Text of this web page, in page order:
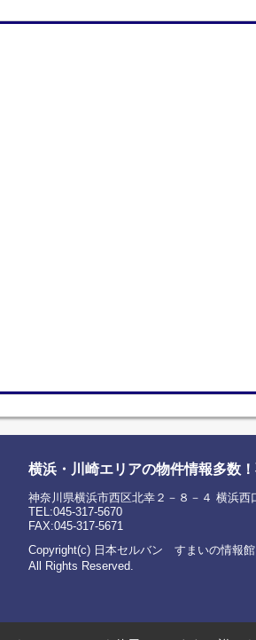
横浜・川崎エリアの物件情報多数
神奈川県横浜市西区北幸２－８－４ 横浜西
TEL:045-317-5670
FAX:045-317-5671
Copyright(c) 日本セルバン すまいの情報館
All Rights Reserved.